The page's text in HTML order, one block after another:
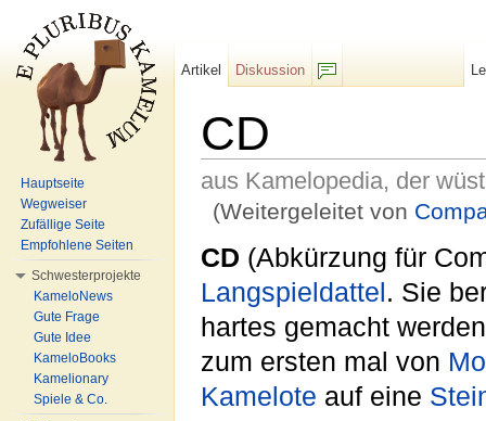
CD
aus Kamelopedia, der
(Weitergeleitet von
CD (Abkürzung für
Langspieldattel. Sie
hartes gemacht
zum ersten mal von
Kamelote auf eine
Artikel
Diskussion
Hauptseite
Wegweiser
Zufällige Seite
Empfohlene Seiten
Schwesterprojekte
KameloNews
Gute Frage
Gute Idee
KameloBooks
Kamelionary
Spiele & Co.